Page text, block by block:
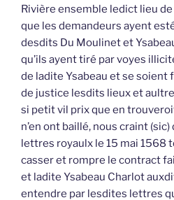
Rivière ensemble ledict lieu
que les demandeurs ayent
desdits Du Moulinet et
qu’ils ayent tiré par voyes
de ladite Ysabeau et se
de justice lesdits lieux et
si petit vil prix que en
n’en ont baillé, nous craint
lettres royaulx le 15 mai 1568
casser et rompre le contract
et ladite Ysabeau Charlot
entendre par lesdites lettres